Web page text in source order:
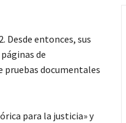
Desde entonces, sus
de
pruebas documentales
para la justicia» y